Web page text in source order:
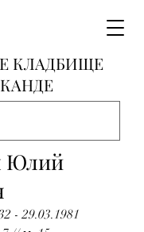
КЛАДБИЩЕ
Юлий
- 29.03.1981